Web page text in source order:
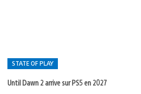
STATE OF PLAY
Until Dawn 2 arrive sur PS5 en 2027